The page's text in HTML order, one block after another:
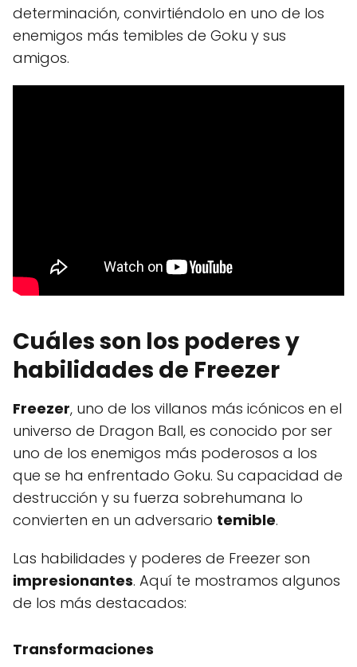
determinación, convirtiéndolo en uno de los
enemigos más temibles de Goku y sus
amigos.
Cuáles son los poderes y
habilidades de Freezer
Freezer, uno de los villanos más icónicos en el
universo de Dragon Ball, es conocido por ser
uno de los enemigos más poderosos a los
que se ha enfrentado Goku. Su capacidad de
destrucción y su fuerza sobrehumana lo
convierten en un adversario temible.
Las habilidades y poderes de Freezer son
impresionantes. Aquí te mostramos algunos
de los más destacados:
Transformaciones